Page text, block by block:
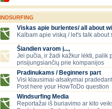
Viskas apie burlentes/ all about
Kalbam apie viską / let's talk about
Šiandien varom į...,
Jei pučia, ir žadi kažkur lėkti, palik
prisijungsiančių prie kompanijos
Pradinukams / Beginners part
Visi klausimai-atsakymai
Post here your HowToDo question
Windsurfing Media
Reportažai iš buriavimo ar kito